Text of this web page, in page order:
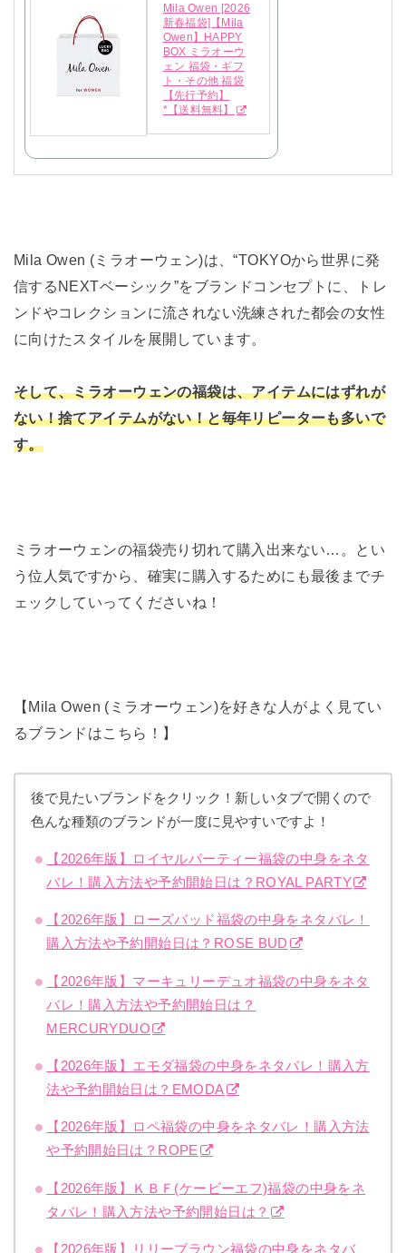
Mila Owen [2026
新春福袋]【Mila
Owen】HAPPY
BOX ミラオーウ
ェン 福袋・ギフ
ト・その他 福袋
【先行予約】
*【送料無料】
Mila Owen (ミラオーウェン)は、“TOKYOから世界に発
信するNEXTベーシック”をブランドコンセプトに、トレ
ンドやコレクションに流されない洗練された都会の女性
に向けたスタイルを展開しています。
そして、ミラオーウェンの福袋は、アイテムにはずれが
ない！捨てアイテムがない！と毎年リピーターも多いで
す。
ミラオーウェンの福袋売り切れて購入出来ない…。とい
う位人気ですから、確実に購入するためにも最後までチ
ェックしていってくださいね！
【Mila Owen (ミラオーウェン)を好きな人がよく見てい
るブランドはこちら！】
後で見たいブランドをクリック！新しいタブで開くので
色んな種類のブランドが一度に見やすいですよ！
【2026年版】ロイヤルパーティー福袋の中身をネタ
バレ！購入方法や予約開始日は？ROYAL PARTY
【2026年版】ローズバッド福袋の中身をネタバレ！
購入方法や予約開始日は？ROSE BUD
【2026年版】マーキュリーデュオ福袋の中身をネタ
バレ！購入方法や予約開始日は？
MERCURYDUO
【2026年版】エモダ福袋の中身をネタバレ！購入方
法や予約開始日は？EMODA
【2026年版】ロペ福袋の中身をネタバレ！購入方法
や予約開始日は？ROPE
【2026年版】ＫＢＦ(ケービーエフ)福袋の中身をネ
タバレ！購入方法や予約開始日は？
【2026年版】リリーブラウン福袋の中身をネタバ